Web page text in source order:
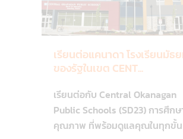
เรียนต่อแคนาดา โรงเรียนมัธ
ของรัฐในเขต CENT...
เรียนต่อกับ Central Okanagan
Public Schools (SD23) การศึกษ
คุณภาพ ที่พร้อมดูแลคุณในทุกขั้น
วิก,
Ontario
-
ออนแท
รีโอ,
Quebec
City
-
ค
วิ